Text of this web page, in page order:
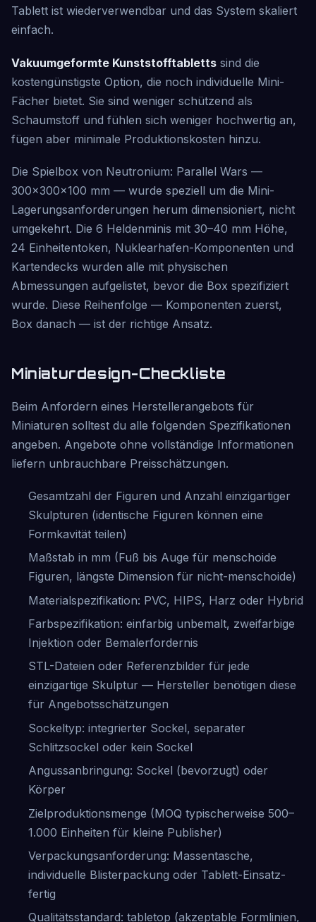
Tablett ist wiederverwendbar und das System skaliert
einfach.
Vakuumgeformte Kunststofftabletts sind die
kostengünstigste Option, die noch individuelle Mini-
Fächer bietet. Sie sind weniger schützend als
Schaumstoff und fühlen sich weniger hochwertig an,
fügen aber minimale Produktionskosten hinzu.
Die Spielbox von Neutronium: Parallel Wars —
300×300×100 mm — wurde speziell um die Mini-
Lagerungsanforderungen herum dimensioniert, nicht
umgekehrt. Die 6 Heldenminis mit 30–40 mm Höhe,
24 Einheitentoken, Nuklearhafen-Komponenten und
Kartendecks wurden alle mit physischen
Abmessungen aufgelistet, bevor die Box spezifiziert
wurde. Diese Reihenfolge — Komponenten zuerst,
Box danach — ist der richtige Ansatz.
Miniaturdesign-Checkliste
Beim Anfordern eines Herstellerangebots für
Miniaturen solltest du alle folgenden Spezifikationen
angeben. Angebote ohne vollständige Informationen
liefern unbrauchbare Preisschätzungen.
Gesamtzahl der Figuren und Anzahl einzigartiger
Skulpturen (identische Figuren können eine
Formkavität teilen)
Maßstab in mm (Fuß bis Auge für menschoide
Figuren, längste Dimension für nicht-menschoide)
Materialspezifikation: PVC, HIPS, Harz oder Hybrid
Farbspezifikation: einfarbig unbemalt, zweifarbige
Injektion oder Bemalerfordernis
STL-Dateien oder Referenzbilder für jede
einzigartige Skulptur — Hersteller benötigen diese
für Angebotsschätzungen
Sockeltyp: integrierter Sockel, separater
Schlitzsockel oder kein Sockel
Angussanbringung: Sockel (bevorzugt) oder
Körper
Zielproduktionsmenge (MOQ typischerweise 500–
1.000 Einheiten für kleine Publisher)
Verpackungsanforderung: Massentasche,
individuelle Blisterpackung oder Tablett-Einsatz-
fertig
Qualitätsstandard: tabletop (akzeptable Formlinien,